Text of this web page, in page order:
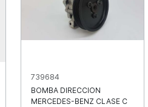
739684
BOMBA DIRECCION
MERCEDES-BENZ CLASE C